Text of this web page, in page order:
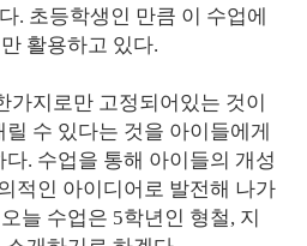
. 초등학생인 만큼 이 수업에
활용하고 있다.
가지로만 고정되어있는 것이
수 있다는 것을 아이들에게
. 수업을 통해 아이들의 개성
적인 아이디어로 발전해 나가
늘 수업은 5학년인 형철, 지